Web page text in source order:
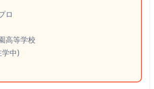
ロ
高等学校
中)